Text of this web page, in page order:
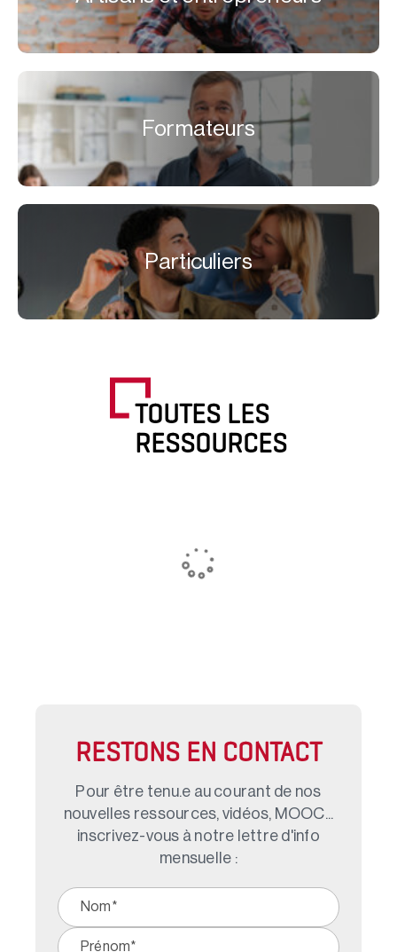
Formateurs
Particuliers
TOUTES LES
RESSOURCES
RESTONS EN CONTACT
Pour être tenu.e au courant de nos
nouvelles ressources, vidéos, MOOC...
inscrivez-vous à notre lettre d'info
mensuelle :